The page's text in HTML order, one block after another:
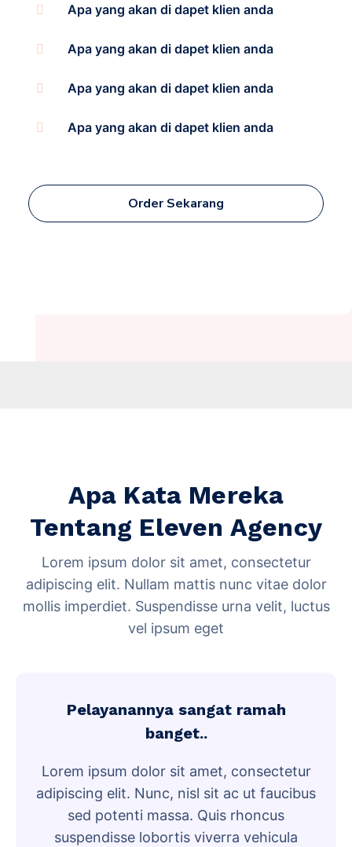
Apa yang akan di dapet klien anda
Apa yang akan di dapet klien anda
Apa yang akan di dapet klien anda
Apa yang akan di dapet klien anda
Order Sekarang
Apa Kata Mereka
Tentang Eleven Agency
Lorem ipsum dolor sit amet, consectetur
adipiscing elit. Nullam mattis nunc vitae dolor
mollis imperdiet. Suspendisse urna velit, luctus
vel ipsum eget
Pelayanannya sangat ramah
banget..
Lorem ipsum dolor sit amet, consectetur
adipiscing elit. Nunc, nisl sit ac ut faucibus
sed potenti massa. Quis rhoncus
suspendisse lobortis viverra vehicula